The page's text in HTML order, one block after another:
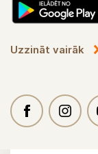
Uzzināt vairāk